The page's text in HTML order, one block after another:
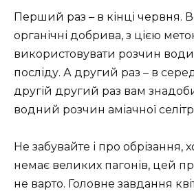
Перший раз – в кінці червня.
органічні добрива, з цією
використовувати розчин
посліду. А другий раз – в
другій другий раз вам
водний розчин аміачної
Не забувайте і про обрізання,
немає великих пагонів, цей
не варто. Головне завдання